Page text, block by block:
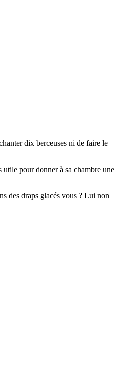
dix berceuses ni de faire le
pour donner à sa chambre une
des draps glacés vous ? Lui non